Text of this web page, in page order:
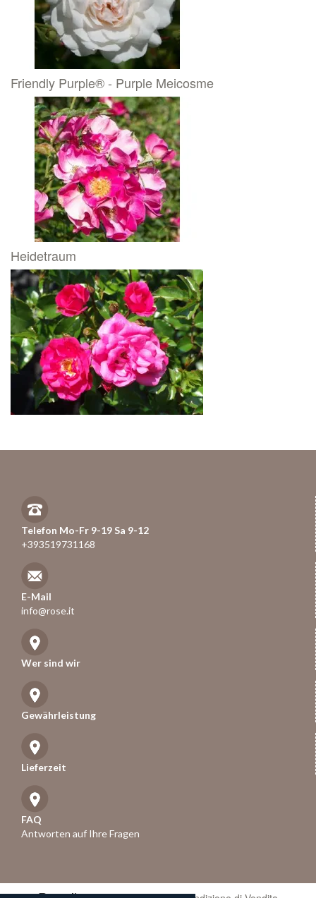
Friendly Purple® - Purple Meicosme
Heidetraum
Telefon Mo-Fr 9-19 Sa 9-12
+393519731168
E-Mail
info@rose.it
Wer sind wir
Gewährleistung
Lieferzeit
FAQ
Antworten auf Ihre Fragen